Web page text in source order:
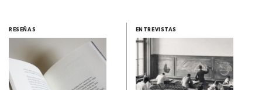
RESEÑAS ENTREVISTAS